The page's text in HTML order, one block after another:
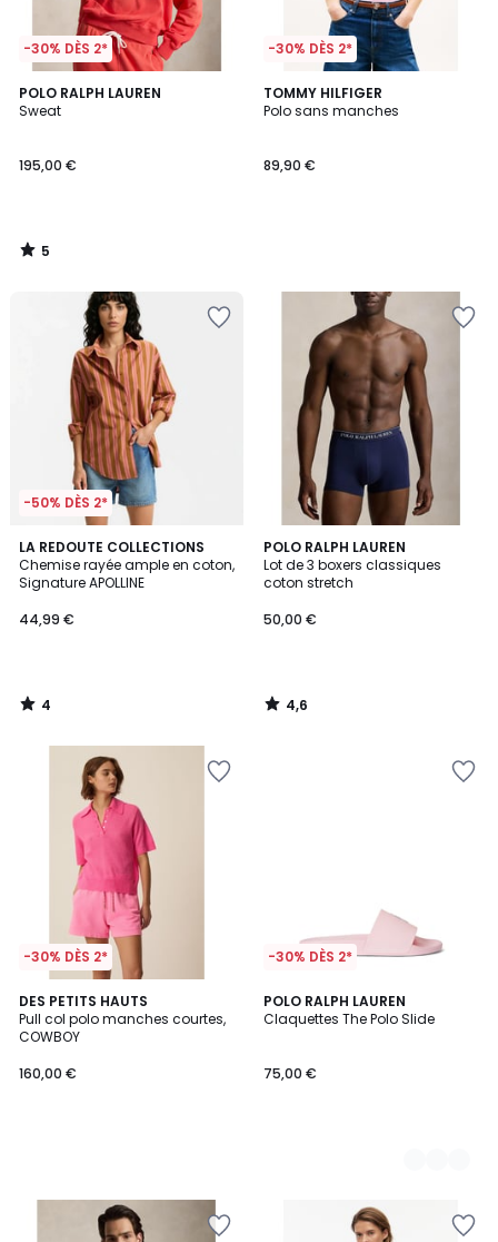
-30% DÈS 2*
POLO RALPH LAUREN
Sweat
195,00 €
5
/
5
/
-30% DÈS 2*
TOMMY HILFIGER
Polo sans manches
89,90 €
-50% DÈS 2*
LA REDOUTE COLLECTIONS
Chemise rayée ample en coton,
Signature APOLLINE
44,99 €
4
/
5
4
/
POLO RALPH LAUREN
Lot de 3 boxers classiques
coton stretch
50,00 €
4,6
/ 5
4,6
/
-30% DÈS 2*
DES PETITS HAUTS
Pull col polo manches courtes,
COWBOY
160,00 €
-30% DÈS 2*
POLO RALPH LAUREN
Claquettes The Polo Slide
75,00 €
3
Couleurs